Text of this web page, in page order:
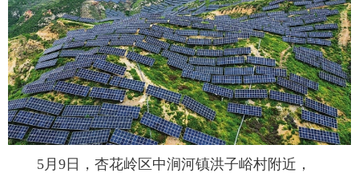
看天下 晋月读 最太原 网罗民生
太原日报 太原晚报 热评 社区
5月9日，杏花岭区中涧河镇洪子峪村附近，